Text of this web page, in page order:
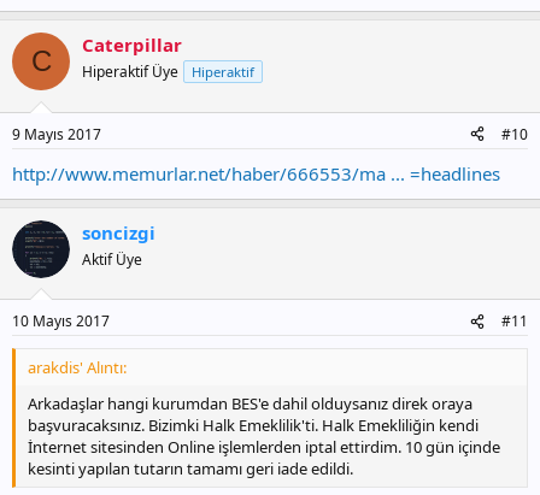
C Caterpillar
Hiperaktif Üye Hiperaktif
9 Mayıs 2017 #10
http://www.memurlar.net/haber/666553/ma ... =headlines
soncizgi
Aktif Üye
10 Mayıs 2017 #11
arakdis' Alıntı:
Arkadaşlar hangi kurumdan BES'e dahil olduysanız direk oraya
başvuracaksınız. Bizimki Halk Emeklilik'ti. Halk Emekliliğin kendi
İnternet sitesinden Online işlemlerden iptal ettirdim. 10 gün içinde
kesinti yapılan tutarın tamamı geri iade edildi.